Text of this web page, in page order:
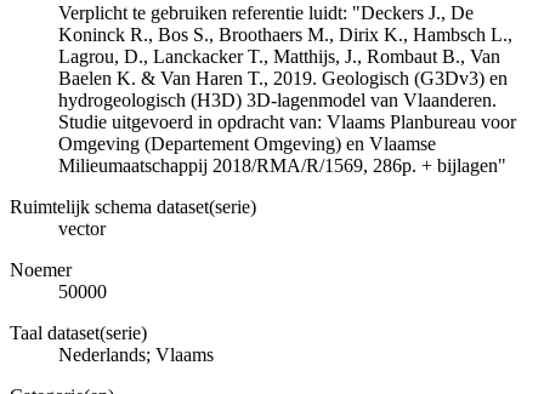
Verplicht te gebruiken referentie luidt: "Deckers J., De
Koninck R., Bos S., Broothaers M., Dirix K., Hambsch L.,
Lagrou, D., Lanckacker T., Matthijs, J., Rombaut B., Van
Baelen K. & Van Haren T., 2019. Geologisch (G3Dv3) en
hydrogeologisch (H3D) 3D-lagenmodel van Vlaanderen.
Studie uitgevoerd in opdracht van: Vlaams Planbureau voor
Omgeving (Departement Omgeving) en Vlaamse
Milieumaatschappij 2018/RMA/R/1569, 286p. + bijlagen"
Ruimtelijk schema dataset(serie)
vector
Noemer
50000
Taal dataset(serie)
Nederlands; Vlaams